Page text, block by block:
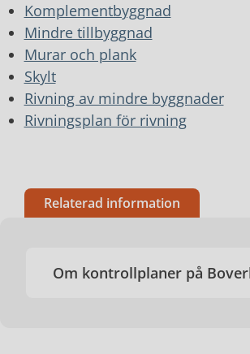
Komplementbyggnad
Mindre tillbyggnad
Murar och plank
Skylt
Rivning av mindre byggnader
Rivningsplan för rivning
Relaterad information
Om kontrollplaner på